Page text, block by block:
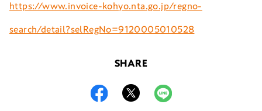
https://www.invoice-kohyo.nta.go.jp/regno-
search/detail?selRegNo=9120005010528
SHARE